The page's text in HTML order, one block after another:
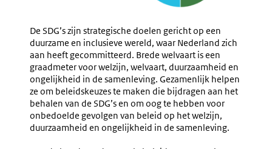
De SDG’s zijn strategische doelen gericht op een
duurzame en inclusieve wereld, waar Nederland zich
aan heeft gecommitteerd. Brede welvaart is een
graadmeter voor welzijn, welvaart, duurzaamheid en
ongelijkheid in de samenleving. Gezamenlijk helpen
ze om beleidskeuzes te maken die bijdragen aan het
behalen van de SDG’s en om oog te hebben voor
onbedoelde gevolgen van beleid op het welzijn,
duurzaamheid en ongelijkheid in de samenleving.